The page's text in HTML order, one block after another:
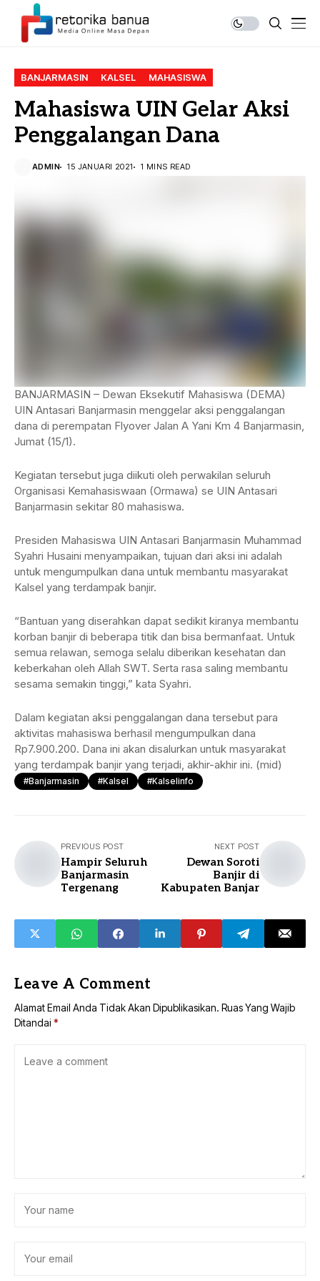
BANJARMASIN KALSEL MAHASISWA
Mahasiswa UIN Gelar Aksi
Penggalangan Dana
ADMIN 15 JANUARI 2021 1 MINS READ
BANJARMASIN – Dewan Eksekutif Mahasiswa (DEMA)
UIN Antasari Banjarmasin menggelar aksi penggalangan
dana di perempatan Flyover Jalan A Yani Km 4 Banjarmasin,
Jumat (15/1).
Kegiatan tersebut juga diikuti oleh perwakilan seluruh
Organisasi Kemahasiswaan (Ormawa) se UIN Antasari
Banjarmasin sekitar 80 mahasiswa.
Presiden Mahasiswa UIN Antasari Banjarmasin Muhammad
Syahri Husaini menyampaikan, tujuan dari aksi ini adalah
untuk mengumpulkan dana untuk membantu masyarakat
Kalsel yang terdampak banjir.
“Bantuan yang diserahkan dapat sedikit kiranya membantu
korban banjir di beberapa titik dan bisa bermanfaat. Untuk
semua relawan, semoga selalu diberikan kesehatan dan
keberkahan oleh Allah SWT. Serta rasa saling membantu
sesama semakin tinggi,” kata Syahri.
Dalam kegiatan aksi penggalangan dana tersebut para
aktivitas mahasiswa berhasil mengumpulkan dana
Rp7.900.200. Dana ini akan disalurkan untuk masyarakat
yang terdampak banjir yang terjadi, akhir-akhir ini. (mid)
#Banjarmasin #Kalsel #kalselinfo
PREVIOUS POST
Hampir Seluruh
Banjarmasin
Tergenang
NEXT POST
Dewan Soroti
Banjir di
Kabupaten Banjar
Leave A Comment
Alamat Email Anda Tidak Akan Dipublikasikan. Ruas Yang Wajib
Ditandai *